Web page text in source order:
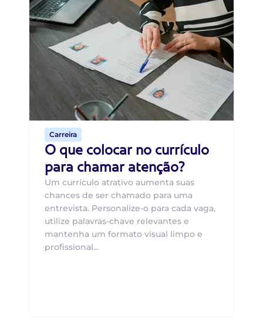
Carreira
O que colocar no currículo
para chamar atenção?
Um currículo atrativo aumenta suas
chances de ser chamado para uma
entrevista. Personalize-o para cada vaga,
utilize palavras-chave relevantes e
mantenha um formato visual limpo e
profissional...